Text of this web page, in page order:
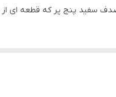
سفید پنج پر که قطعه ای